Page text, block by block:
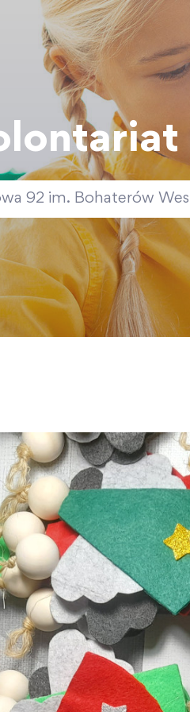
92 im. Bohaterów